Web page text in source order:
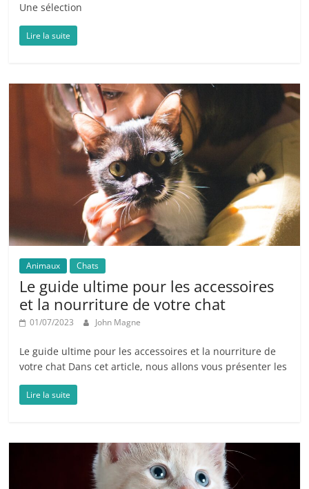
Une sélection
Lire la suite
Animaux Chats
Le guide ultime pour les accessoires
et la nourriture de votre chat
01/07/2023 John Magne
Le guide ultime pour les accessoires et la nourriture de
votre chat Dans cet article, nous allons vous présenter les
Lire la suite